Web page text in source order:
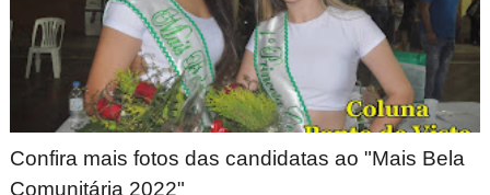
Confira mais fotos das candidatas ao "Mais Bela
Comunitária 2022"